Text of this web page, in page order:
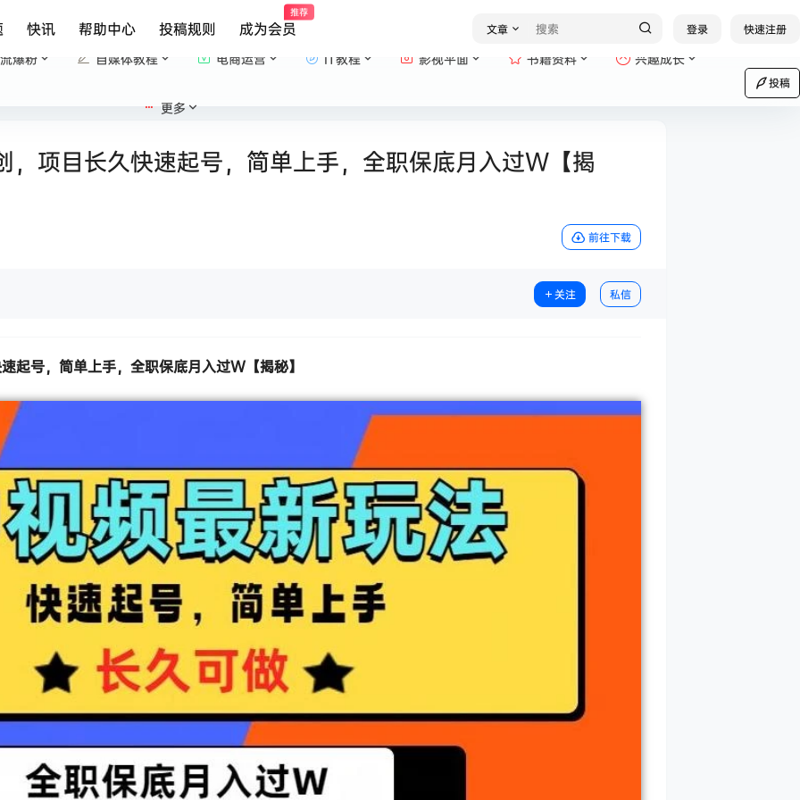
快讯 帮助中心 投稿规则
推荐
成为会员 文章 登录 快速注册
爆粉 自媒体教程 电商运营 IT教程 影视平面 书籍资料 兴趣成长
更多
投稿
，项目长久快速起号，简单上手，全职保底月入过W【揭
前往下载
关注 私信
起号，简单上手，全职保底月入过W【揭秘】